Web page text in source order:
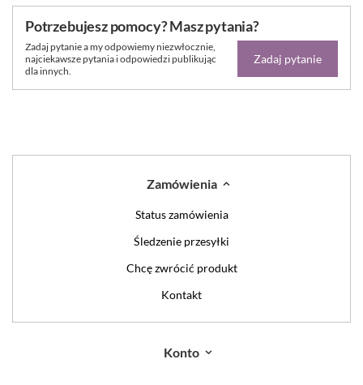
Potrzebujesz pomocy? Masz pytania?
Zadaj pytanie a my odpowiemy niezwłocznie,
najciekawsze pytania i odpowiedzi publikując
dla innych.
Zadaj pytanie
Zamówienia
Status zamówienia
Śledzenie przesyłki
Chcę zwrócić produkt
Kontakt
Konto